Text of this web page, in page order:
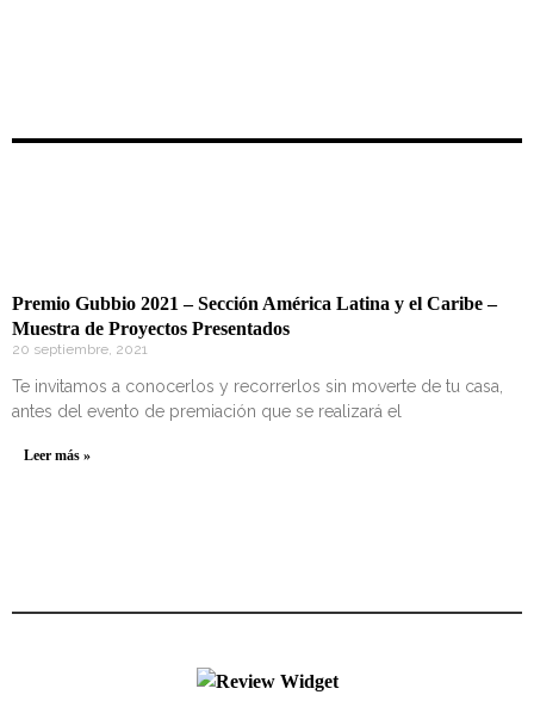
Premio Gubbio 2021 – Sección América Latina y el Caribe –
Muestra de Proyectos Presentados
20 septiembre, 2021
Te invitamos a conocerlos y recorrerlos sin moverte de tu casa,
antes del evento de premiación que se realizará el
Leer más »